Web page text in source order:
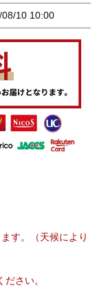
08/10 10:00
す。（天候により
さい。